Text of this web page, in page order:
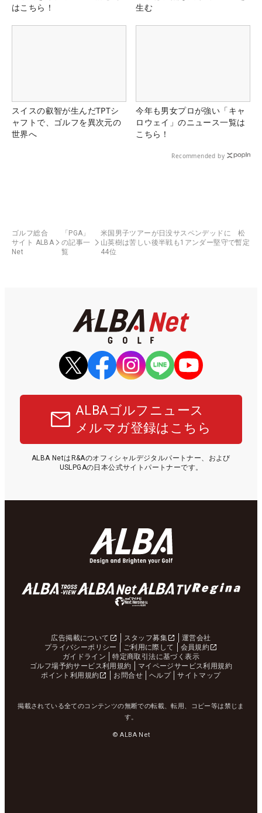
はこちら！
生む
スイスの叡智が生んだTPTシ
ャフトで、ゴルフを異次元の
世界へ
今年も男女プロが強い「キャ
ロウェイ」のニュース一覧は
こちら！
Recommended by
ゴルフ総合
サイト ALBA
Net
「PGA」
の記事一
覧
米国男子ツアーが日没サスペンデッドに 松
山英樹は苦しい後半戦も1アンダー堅守で暫定
44位
ALBAゴルフニュース
メルマガ登録はこちら
ALBA NetはR&Aのオフィシャルデジタルパートナー、および
USLPGAの日本公式サイトパートナーです。
広告掲載について スタッフ募集
運営会社
プライバシーポリシー
ご利用に際して
会員規約
ガイドライン
特定商取引法に基づく表示
ゴルフ場予約サービス利用規約
マイページサービス利用規約
ポイント利用規約
お問合せ ヘルプ サイトマップ
掲載されている全てのコンテンツの無断での転載、転用、コピー等は禁じま
す。
© ALBA Net